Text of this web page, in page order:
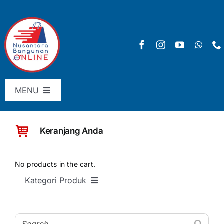
content
MENU
Menu Utama
Pricelist
SHOP
Checkout
Keranjang Anda
No products in the cart.
Kategori Produk